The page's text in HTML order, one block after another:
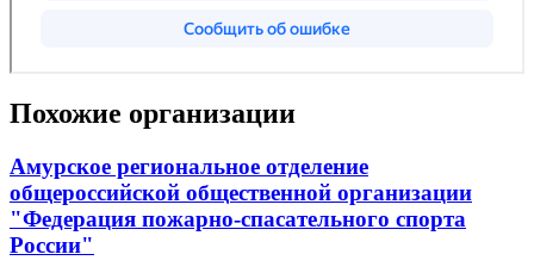
Похожие организации
Амурское региональное отделение
общероссийской общественной организации
"Федерация пожарно-спасательного спорта
России"